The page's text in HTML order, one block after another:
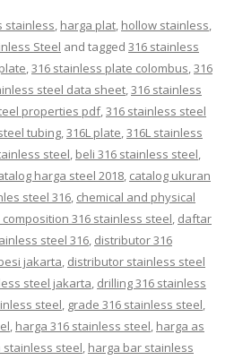
stainless, harga plat, hollow stainless,
Steel and tagged 316 stainless
,316 stainless plate colombus,316
steel data sheet,316 stainless
properties pdf,316 stainless steel
tubing,316L plate,316L stainless
steel, beli 316 stainless steel,
harga steel 2018, catalog ukuran
steel 316, chemical and physical
composition 316 stainless steel, daftar
steel 316, distributor 316
jakarta, distributor stainless steel
steel jakarta, drilling 316 stainless
steel, grade 316 stainless steel,
, harga 316 stainless steel, harga as
steel, harga bar stainless